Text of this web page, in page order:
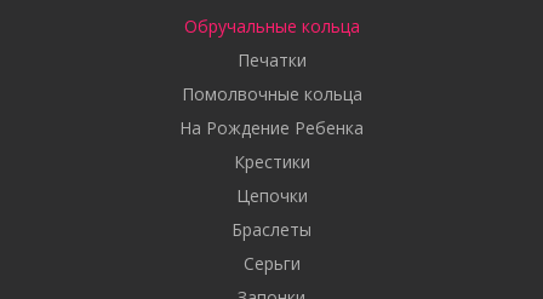
Обручальные кольца
Печатки
Помолвочные кольца
На Рождение Ребенка
Крестики
Цепочки
Браслеты
Серьги